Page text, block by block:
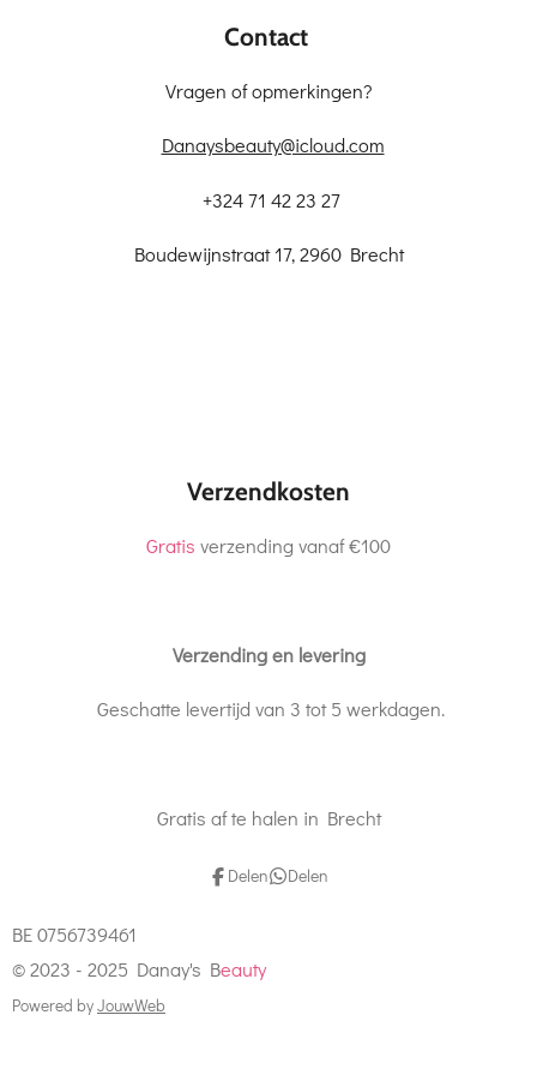
Contact
Vragen of opmerkingen?
Danaysbeauty@icloud.com
+324 71 42 23 27
Boudewijnstraat 17, 2960 Brecht
Verzendkosten
Gratis verzending vanaf €100
Verzending en levering
Geschatte levertijd van 3 tot 5 werkdagen.
Gratis af te halen in Brecht
Delen Delen
BE 0756739461
© 2023 - 2025 Danay's Beauty
Powered byJouwWeb